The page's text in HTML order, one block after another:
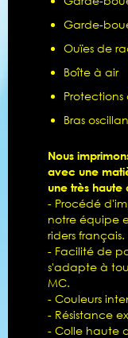
Garde-
Ouïes de
Boîte à air
Bras
Nous
avec une
une très haute
- Procédé
notre équipe
riders français.
- Facilité de
s'adapte à
MC.
- Couleurs
- Résistance
- Colle haute